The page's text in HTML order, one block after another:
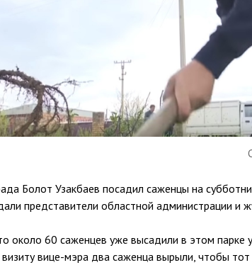
Болот Узакбаев посадил саженцы на
представители областной администрации и
около 60 саженцев уже высадили в этом парке
вице-мэра два саженца вырыли, чтобы